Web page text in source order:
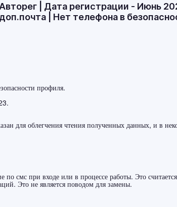
| Дата регистрации - Июнь
| Нет телефона в
профиля.
для облегчения чтения полученных данных, и в
смс при входе или в процессе работы. Это
Это не является поводом для замены.